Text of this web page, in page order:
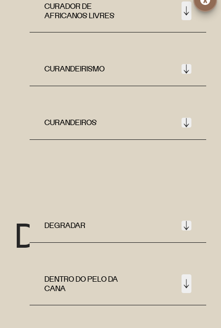
CURADOR DE
AFRICANOS LIVRES
CURANDEIRISMO
CURANDEIROS
D DEGRADAR
DENTRO DO PELO DA
CANA